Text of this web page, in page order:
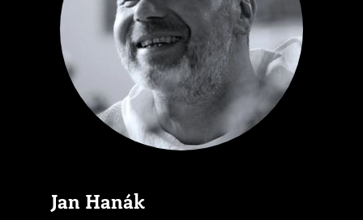
Jan Hanák